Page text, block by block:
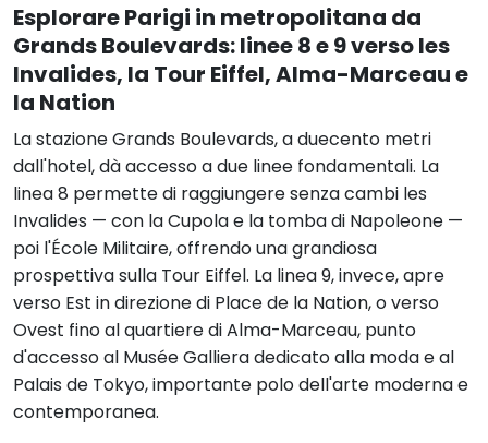
Esplorare Parigi in metropolitana da
Grands Boulevards: linee 8 e 9 verso les
Invalides, la Tour Eiffel, Alma-Marceau e
la Nation
La stazione Grands Boulevards, a duecento metri
dall'hotel, dà accesso a due linee fondamentali. La
linea 8 permette di raggiungere senza cambi les
Invalides — con la Cupola e la tomba di Napoleone —
poi l'École Militaire, offrendo una grandiosa
prospettiva sulla Tour Eiffel. La linea 9, invece, apre
verso Est in direzione di Place de la Nation, o verso
Ovest fino al quartiere di Alma-Marceau, punto
d'accesso al Musée Galliera dedicato alla moda e al
Palais de Tokyo, importante polo dell'arte moderna e
contemporanea.